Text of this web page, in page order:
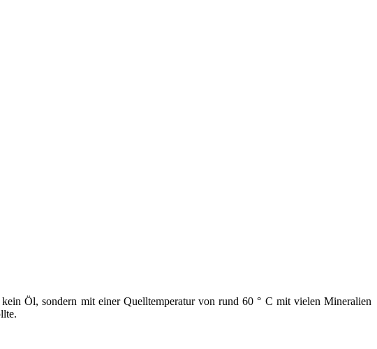
Öl, sondern mit einer Quelltemperatur von rund 60 ° C mit vielen Mineralien